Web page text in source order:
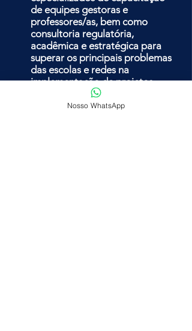
de equipes gestoras e
professores/as, bem como
consultoria regulatória,
acadêmica e estratégica para
superar os principais problemas
das escolas e redes na
implementação de projetos
para uma nova concepção
curricular e de processos.
Nosso WhatsApp